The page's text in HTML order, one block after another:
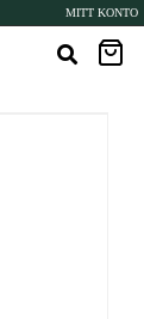
MITT KONTO